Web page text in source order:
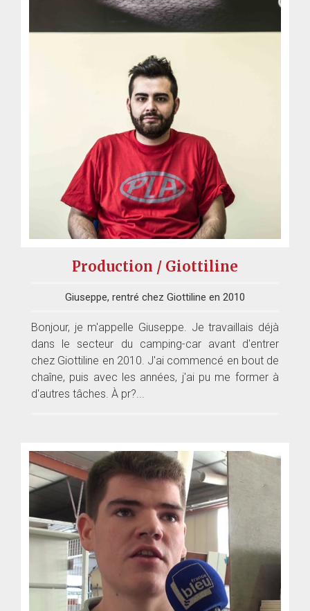
Production / Giottiline
Giuseppe, rentré chez Giottiline en 2010
Bonjour, je m'appelle Giuseppe. Je travaillais déjà
dans le secteur du camping-car avant d'entrer
chez Giottiline en 2010. J'ai commencé en bout de
chaîne, puis avec les années, j'ai pu me former à
d'autres tâches. À pr?...